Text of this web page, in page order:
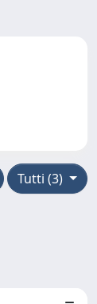
Tutti (3)